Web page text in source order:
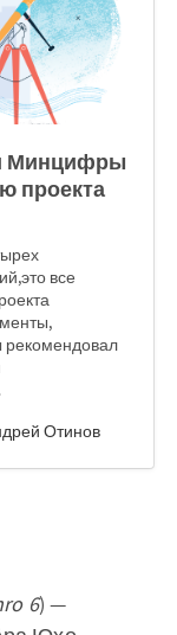
Минцифры
проекта
все
рекомендовал
Отинов
6) —